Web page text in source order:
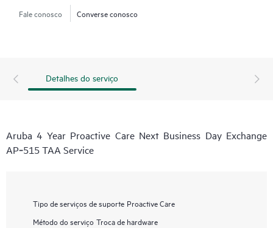
Fale conosco Converse conosco
Detalhes do serviço
Aruba 4 Year Proactive Care Next Business Day Exchange
AP‑515 TAA Service
Tipo de serviços de suporte Proactive Care
Método do serviço Troca de hardware